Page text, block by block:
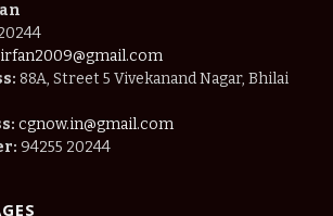
88A, Street 5 Vivekanand Nagar, Bhilai
cgnow.in@gmail.com
94255 20244